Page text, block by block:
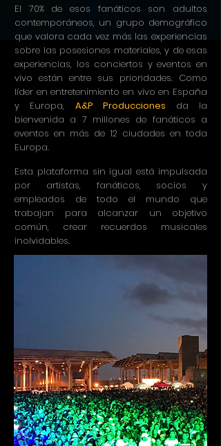
El 70% de esos fanáticos son adultos
contemporáneos, un grupo demográfico
que valora cada vez más las experiencias
sobre las posesiones materiales, y de esas
experiencias, los conciertos y eventos en
vivo están entre sus prioridades. Como
líder en entretenimiento en vivo en España
y Europa, A&P Producciones da la
bienvenida a 7 millones de fanáticos a
eventos en más de 12 ciudades en toda
Europa.
Esta plataforma sin igual está impulsada
por artistas, fanáticos, socios y
empleados de todo el mundo que
trabajan para alcanzar un objetivo
común, crear recuerdos musicales
inolvidables.